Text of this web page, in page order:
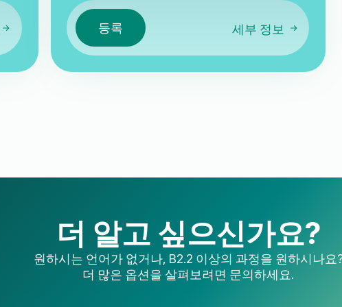
등록 세부 정보
더 알고 싶으신가요?
원하시는 언어가 없거나, B2.2 이상의 과정을 원하시나요
더 많은 옵션을 살펴보려면 문의하세요.